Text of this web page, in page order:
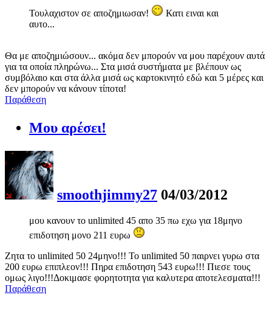
Τουλαχιστον σε αποζημιωσαν!
Κατι ειναι και
αυτο...
Θα με αποζημιώσουν... ακόμα δεν μπορούν να μου παρέχουν αυτά
για τα οποία πληρώνω... Στα μισά συστήματα με βλέπουν ως
συμβόλαιο και στα άλλα μισά ως καρτοκινητό εδώ και 5 μέρες και
δεν μπορούν να κάνουν τίποτα!
Παράθεση
Μου αρέσει!
smoothjimmy27 04/03/2012
μου κανουν το unlimited 45 απο 35 πω εχω για 18μηνο
επιδοτηση μονο 211 ευρω
Ζητα το unlimited 50 24μηνο!!! Το unlimited 50 παιρνει γυρω στα
200 ευρω επιπλεον!!! Πηρα επιδοτηση 543 ευρω!!! Πιεσε τους
ομως λιγο!!!Δοκιμασε φορητοτητα για καλυτερα αποτελεσματα!!!
Παράθεση